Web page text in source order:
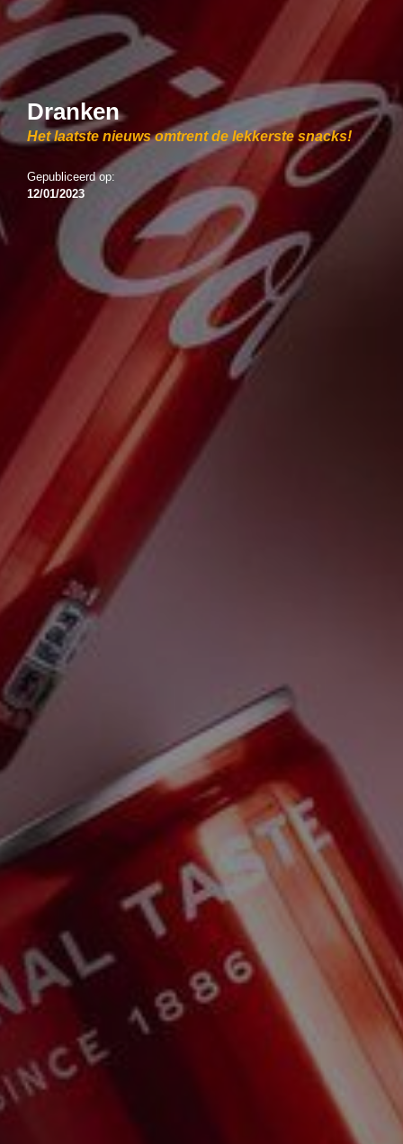
Dranken
Het laatste nieuws omtrent de lekkerste snacks!
Gepubliceerd op:
12/01/2023